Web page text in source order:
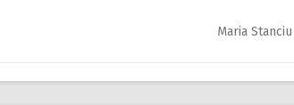
Maria Stanciu